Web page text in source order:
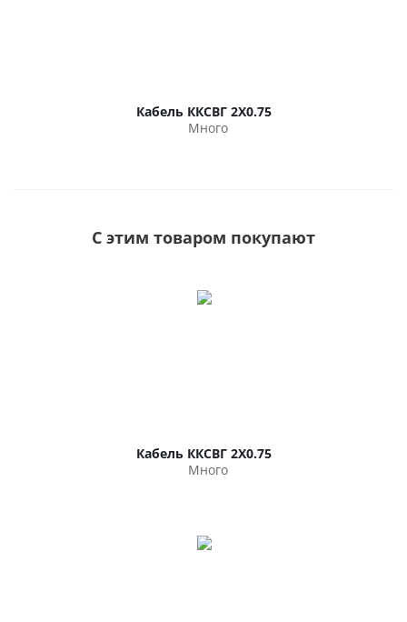
Кабель ККСВГ 2Х0.75
Много
С этим товаром покупают
Кабель ККСВГ 2Х0.75
Много